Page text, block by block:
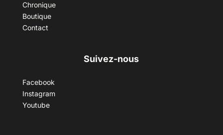
Chronique
Boutique
Contact
Suivez-nous
Facebook
Instagram
Youtube